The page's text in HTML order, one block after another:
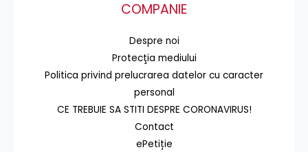
COMPANIE
Despre noi
Protecţia mediului
Politica privind prelucrarea datelor cu caracter
personal
CE TREBUIE SA STITI DESPRE CORONAVIRUS!
Contact
ePetiție